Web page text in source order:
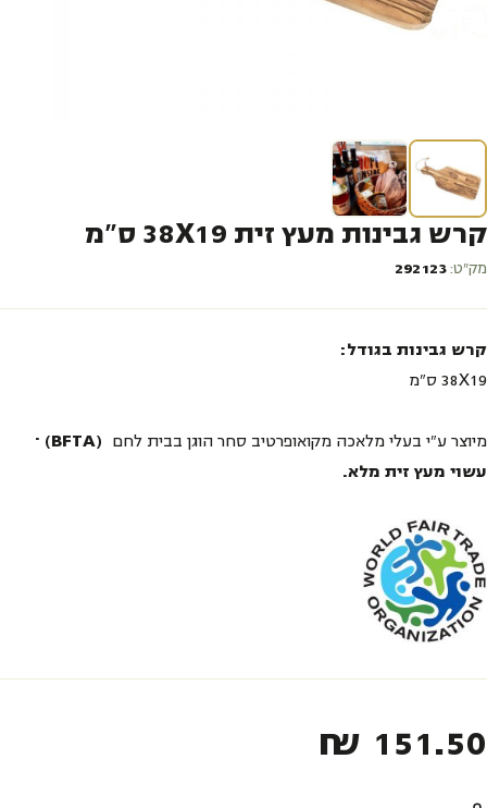
קרש גבינות מעץ זית 38X19 ס"מ
מק״ט: 292123
קרש גבינות בגודל:
38X19 ס"מ
מיוצר ע"י בעלי מלאכה מקואופרטיב סחר הוגן בבית לחם (BFTA)
–
עשוי מעץ זית מלא.
₪ 151.50‬